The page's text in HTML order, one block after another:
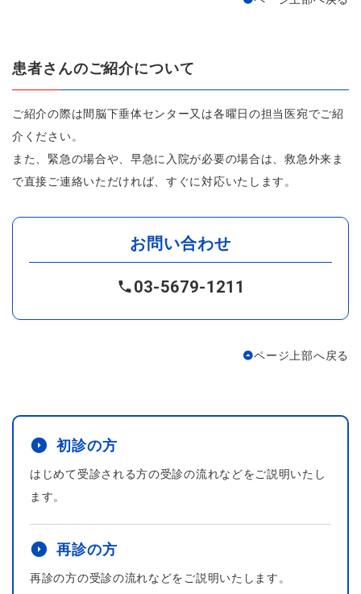
患者さんのご紹介について
ご紹介の際は間脳下垂体センター又は各曜日の担当医宛でご紹
介ください。
また、緊急の場合や、早急に入院が必要の場合は、救急外来ま
で直接ご連絡いただければ、すぐに対応いたします。
お問い合わせ
03-5679-1211
ページ上部へ戻る
初診の方
はじめて受診される方の受診の流れなどをご説明いたし
ます。
再診の方
再診の方の受診の流れなどを ご説明いたします。